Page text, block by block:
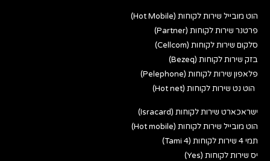
הוט מובייל שירות לקוחות (Hot Mobile)
פרטנר שירות לקוחות (Partner)
סלקום שירות לקוחות (Cellcom)
בזק שירות לקוחות (Bezeq)
פלאפון שירות לקוחות (Pelephone)
הוט נט שירות לקוחות (Hot net)
ישראכארט שירות לקוחות (Isracard)
הוט מובייל שירות לקוחות (Hot mobile)
תמי 4 שירות לקוחות (Tami 4)
יס שירות לקוחות (Yes)